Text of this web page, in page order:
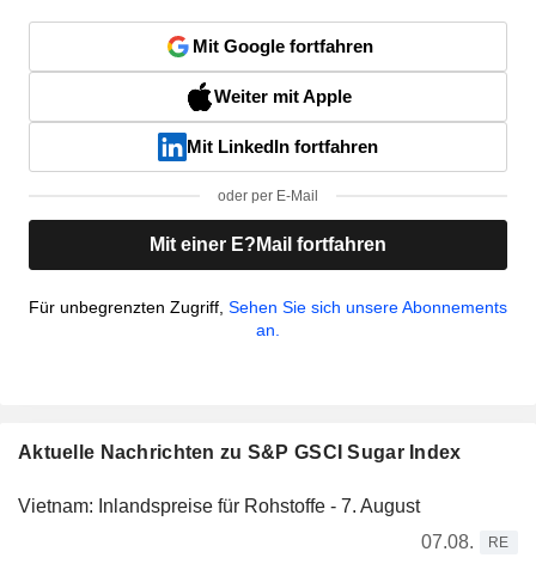
Mit Google fortfahren
Weiter mit Apple
Mit LinkedIn fortfahren
oder per E-Mail
Mit einer E?Mail fortfahren
Für unbegrenzten Zugriff, Sehen Sie sich unsere Abonnements
an.
Aktuelle Nachrichten zu S&P GSCI Sugar Index
Vietnam: Inlandspreise für Rohstoffe - 7. August
07.08.
RE